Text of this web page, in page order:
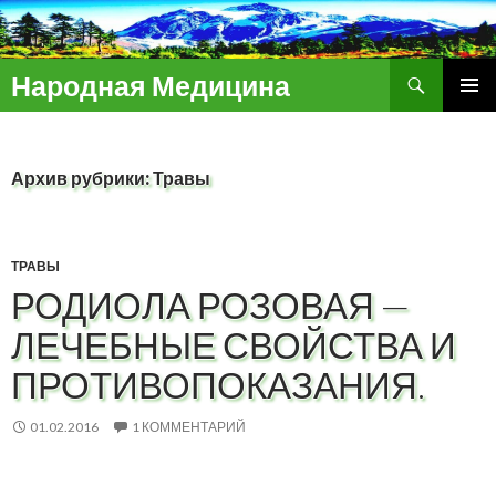
Народная Медицина
ПЕРЕЙТИ
Архив рубрики: Травы
ТРАВЫ
РОДИОЛА РОЗОВАЯ —
ЛЕЧЕБНЫЕ СВОЙСТВА И
ПРОТИВОПОКАЗАНИЯ.
01.02.2016 1 КОММЕНТАРИЙ